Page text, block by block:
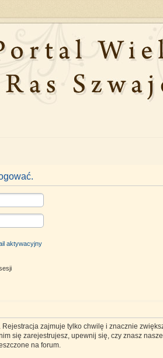
aktywacyjny
zajmuje tylko chwilę i znacznie
się zarejestrujesz, upewnij się, czy znasz
na forum.